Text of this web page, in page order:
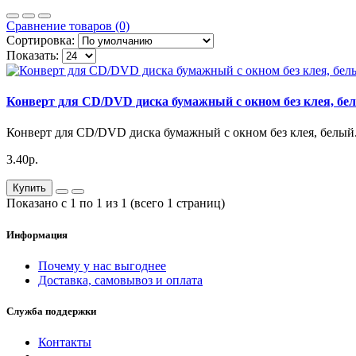
Сравнение товаров (0)
Сортировка:
Показать:
Конверт для CD/DVD диска бумажный с окном без клея,
Конверт для CD/DVD диска бумажный с окном без клея,
3.40р.
Купить
Показано с 1 по 1 из 1 (всего 1 страниц)
Информация
Почему у нас выгоднее
Доставка, самовывоз и оплата
Служба поддержки
Контакты